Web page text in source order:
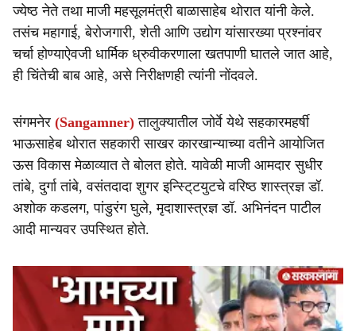
ज्येष्ठ नेते तथा माजी महसूलमंत्री बाळासाहेब थोरात यांनी केले.
तसंच महागाई, बेरोजगारी, शेती आणि उद्योग यांसारख्या प्रश्नांवर
चर्चा होण्याऐवजी धार्मिक ध्रुवीकरणाला खतपाणी घातले जात आहे,
ही चिंतेची बाब आहे, असे निरीक्षणही त्यांनी नोंदवले.
संगमनेर (Sangamner) तालुक्यातील जोर्वे येथे सहकारमहर्षी
भाऊसाहेब थोरात सहकारी साखर कारखान्याच्या वतीने आयोजित
ऊस विकास मेळाव्यात ते बोलत होते. यावेळी माजी आमदार सुधीर
तांबे, दुर्गा तांबे, वसंतदादा शुगर इन्स्टि्टयुटचे वरिष्ठ शास्त्रज्ञ डॉ.
अशोक कडलग, पांडुरंग घुले, मृदाशास्त्रज्ञ डॉ. अभिनंदन पाटील
आदी मान्यवर उपस्थित होते.